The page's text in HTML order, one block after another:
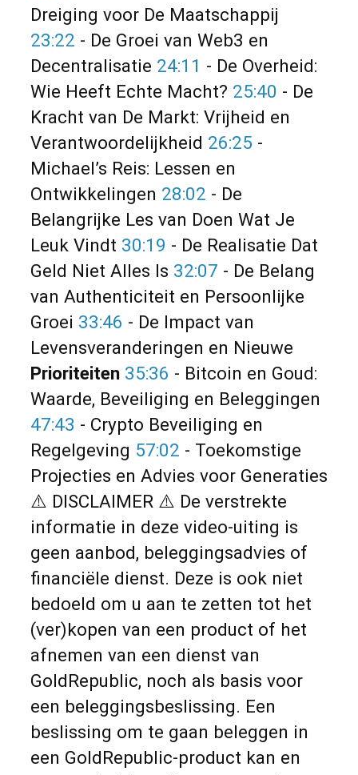
Dreiging voor De Maatschappij
23:22 - De Groei van Web3 en
Decentralisatie 24:11 - De Overheid:
Wie Heeft Echte Macht? 25:40 - De
Kracht van De Markt: Vrijheid en
Verantwoordelijkheid 26:25 -
Michael’s Reis: Lessen en
Ontwikkelingen 28:02 - De
Belangrijke Les van Doen Wat Je
Leuk Vindt 30:19 - De Realisatie Dat
Geld Niet Alles Is 32:07 - De Belang
van Authenticiteit en Persoonlijke
Groei 33:46 - De Impact van
Levensveranderingen en Nieuwe
Prioriteiten 35:36 - Bitcoin en Goud:
Waarde, Beveiliging en Beleggingen
47:43 - Crypto Beveiliging en
Regelgeving 57:02 - Toekomstige
Projecties en Advies voor Generaties
⚠️ DISCLAIMER ⚠️ De verstrekte
informatie in deze video-uiting is
geen aanbod, beleggingsadvies of
financiële dienst. Deze is ook niet
bedoeld om u aan te zetten tot het
(ver)kopen van een product of het
afnemen van een dienst van
GoldRepublic, noch als basis voor
een beleggingsbeslissing. Een
beslissing om te gaan beleggen in
een GoldRepublic-product kan en